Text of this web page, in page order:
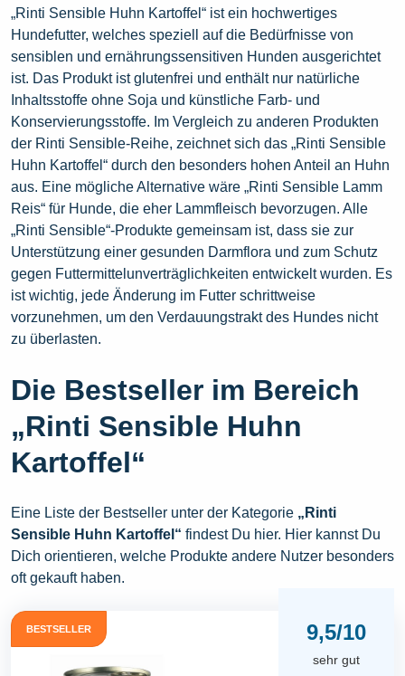
„Rinti Sensible Huhn Kartoffel“ ist ein hochwertiges
Hundefutter, welches speziell auf die Bedürfnisse von
sensiblen und ernährungssensitiven Hunden ausgerichtet
ist. Das Produkt ist glutenfrei und enthält nur natürliche
Inhaltsstoffe ohne Soja und künstliche Farb- und
Konservierungsstoffe. Im Vergleich zu anderen Produkten
der Rinti Sensible-Reihe, zeichnet sich das „Rinti Sensible
Huhn Kartoffel“ durch den besonders hohen Anteil an Huhn
aus. Eine mögliche Alternative wäre „Rinti Sensible Lamm
Reis“ für Hunde, die eher Lammfleisch bevorzugen. Alle
„Rinti Sensible“-Produkte gemeinsam ist, dass sie zur
Unterstützung einer gesunden Darmflora und zum Schutz
gegen Futtermittelunverträglichkeiten entwickelt wurden. Es
ist wichtig, jede Änderung im Futter schrittweise
vorzunehmen, um den Verdauungstrakt des Hundes nicht
zu überlasten.
Die Bestseller im Bereich
„Rinti Sensible Huhn
Kartoffel“
Eine Liste der Bestseller unter der Kategorie „Rinti
Sensible Huhn Kartoffel“ findest Du hier. Hier kannst Du
Dich orientieren, welche Produkte andere Nutzer besonders
oft gekauft haben.
BESTSELLER 9,5/10
sehr gut